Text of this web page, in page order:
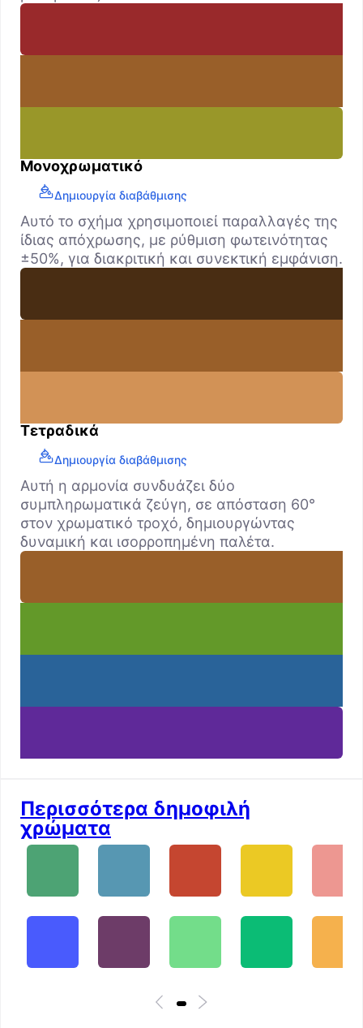
Μονοχρωματικό
Δημιουργία διαβάθμισης
Αυτό το σχήμα χρησιμοποιεί παραλλαγές της
ίδιας απόχρωσης, με ρύθμιση φωτεινότητας
±50%, για διακριτική και συνεκτική εμφάνιση.
Τετραδικά
Δημιουργία διαβάθμισης
Αυτή η αρμονία συνδυάζει δύο
συμπληρωματικά ζεύγη, σε απόσταση 60°
στον χρωματικό τροχό, δημιουργώντας
δυναμική και ισορροπημένη παλέτα.
Περισσότερα δημοφιλή
χρώματα